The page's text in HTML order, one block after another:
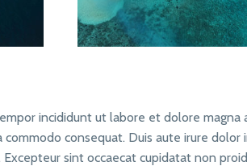
incididunt ut labore et dolore magna
consequat. Duis aute irure dolor
sint occaecat cupidatat non